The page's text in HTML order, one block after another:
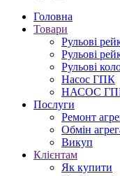
Головна
Товари
Рульові
Рульові
Рульові
Насос ГПК
НАСОС
Послуги
Ремонт
Обмін
Викуп
Клієнтам
Як купити